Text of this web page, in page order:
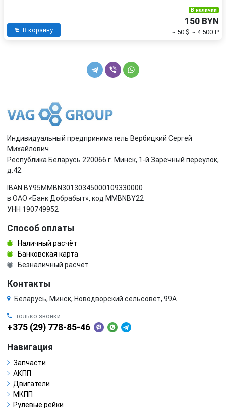
В корзину
В наличии
150 BYN
~ 50 $ ~ 4 500 ₽
Индивидуальный предприниматель Вербицкий Сергей
Михайлович
Республика Беларусь 220066 г. Минск, 1-й Заречный переулок,
д.42.
IBAN BY95MMBN30130345000109330000
в ОАО «Банк Добрабыт», код MMBNBY22
УНН 190749952
Способ оплаты
Наличный расчёт
Банковская карта
Безналичный расчёт
Контакты
Беларусь, Минск, Новодворский сельсовет, 99А
только звонки
+375 (29) 778-85-46
Навигация
Запчасти
АКПП
Двигатели
МКПП
Рулевые рейки